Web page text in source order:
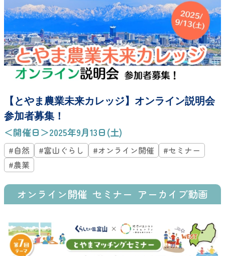
【とやま農業未来カレッジ】オンライン説明会
参加者募集！
＜開催日＞2025年9月13日(土)
#自然 #富山ぐらし #オンライン開催
#セミナー
#農業
オンライン開催 セミナー アーカイブ動画